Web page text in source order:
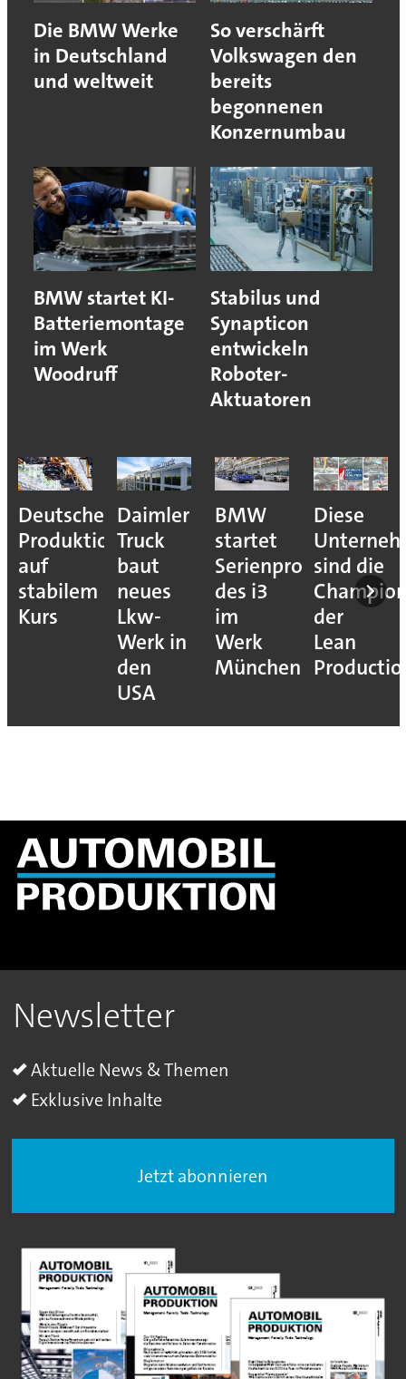
Die BMW Werke
in Deutschland
und weltweit
So verschärft
Volkswagen den
bereits
begonnenen
Konzernumbau
BMW startet KI-
Batteriemontage
im Werk
Woodruff
Stabilus und
Synapticon
entwickeln
Roboter-
Aktuatoren
Deutsche
Produktion
auf
stabilem
Kurs
Daimler
Truck
baut
neues
Lkw-
Werk in
den
USA
BMW
startet
Serienproduktion
des i3
im
Werk
München
Diese
sind die
der
Lean
Newsletter
Aktuelle News & Themen
Exklusive Inhalte
Jetzt abonnieren